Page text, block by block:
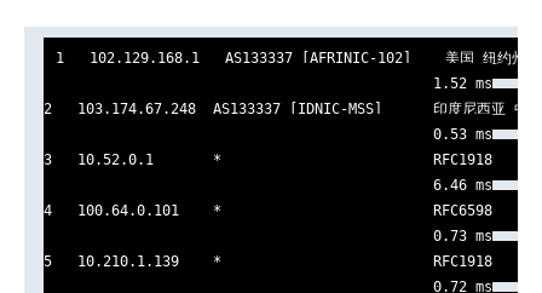
1   102.129.168.1   AS133337 [AFRINIC-102]    美国 纽约
                                              1.52 ms
2   103.174.67.248  AS133337 [IDNIC-MSS]      印度尼西亚 中
                                              0.53 ms
3   10.52.0.1       *
                                              6.46 ms
4   100.64.0.101    *
                                              0.73 ms
5   10.210.1.139    *
                                              0.72 ms